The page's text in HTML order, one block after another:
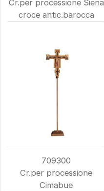
Cr.per processione Siena
croce antic.barocca
709300
Cr.per processione
Cimabue